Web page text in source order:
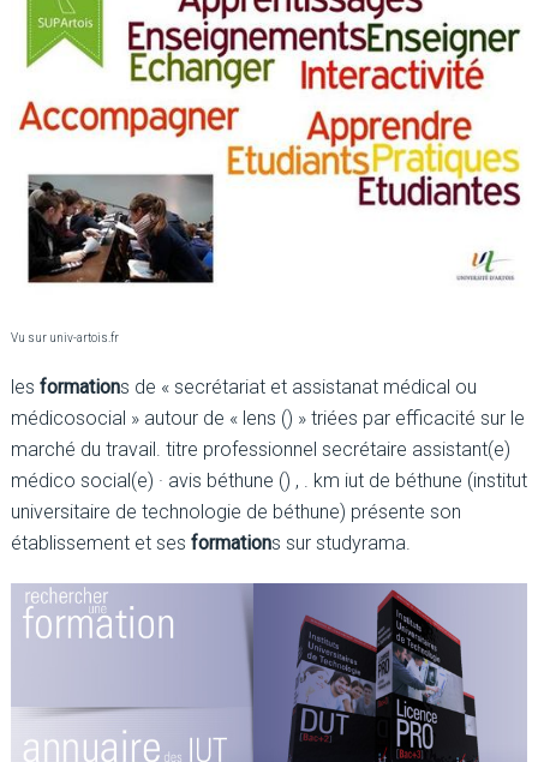
Vu sur univ-artois.fr
les formations de « secrétariat et assistanat médical ou
médicosocial » autour de « lens () » triées par efficacité sur le
marché du travail. titre professionnel secrétaire assistant(e)
médico social(e) · avis béthune () , . km iut de béthune (institut
universitaire de technologie de béthune) présente son
établissement et ses formations sur studyrama.